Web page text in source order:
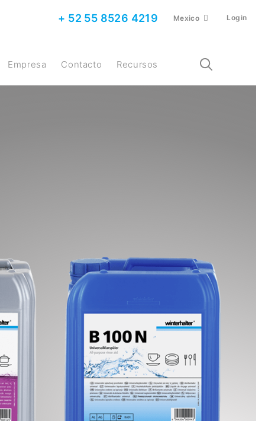
+ 52 55 8526 4219 Mexico Login
Empresa Contacto Recursos